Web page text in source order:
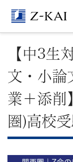
難
関
受
験
に
強
Ｚ会トップ> Ｚ会の教
室(関西圏) │高校受験コ
【中3生
文・小論
業＋添削
圏)高校